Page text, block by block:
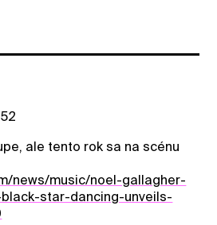
ale tento rok sa na scénu
news/music/noel-gallagher-
star-dancing-unveils-